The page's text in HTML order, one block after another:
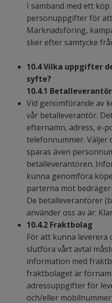
I samband med ett
personuppgifter för
Marknadsföring,
sker efter samtycke
10.4 Vilka uppgifter
syfte?
10.4.1 Betalleverantör
Vid genomförande av
vår betalleverantör.
efternamn, adress, e-
telefonnummer. Väljer
sparas även
betalleverantören.
kunna genomföra
parterna mot
De betalleverantörer
använder oss av är:
10.4.2 Fraktbolag
För att kunna leverera
slutföra vårt avtal
information med
fraktbolaget är
adressuppgifter för
och/eller